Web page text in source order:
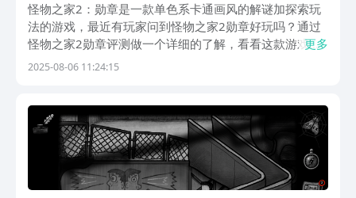
怪物之家2：勋章是一款单色系卡通画风的解谜加探索玩
法的游戏，最近有玩家问到怪物之家2勋章好玩吗？通过
怪物之家2勋章评测做一个详细的了解，看看这款游戏到
底适不适合自己。要知道在这里玩家每次都会遇到各种各
款...
更多
2025-08-06 11:24:15